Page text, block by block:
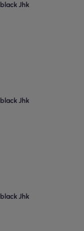
Jhk
Jhk
Jhk